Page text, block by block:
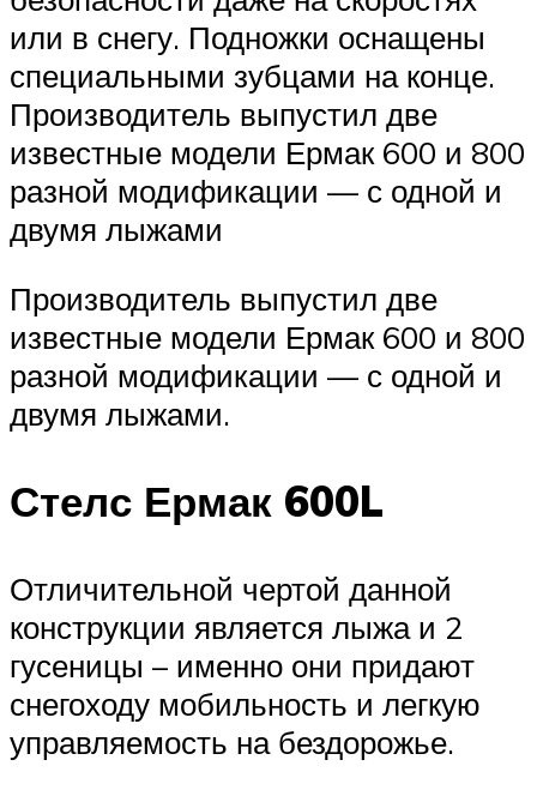
или в снегу. Подножки оснащены
специальными зубцами на конце.
Производитель выпустил две
известные модели Ермак 600 и 800
разной модификации — с одной и
двумя лыжами
Производитель выпустил две
известные модели Ермак 600 и 800
разной модификации — с одной и
двумя лыжами.
Стелс Ермак 600L
Отличительной чертой данной
конструкции является лыжа и 2
гусеницы – именно они придают
снегоходу мобильность и легкую
управляемость на бездорожье.